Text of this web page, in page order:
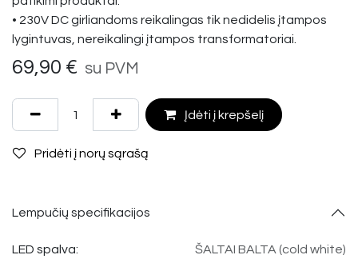
• 230V DC girliandoms reikalingas tik nedidelis įtampos
lygintuvas, nereikalingi įtampos transformatoriai.
69,90 € su PVM
Įdėti į krepšelį
Pridėti į norų sąrašą
Lempučių specifikacijos
LED spalva: ŠALTAI BALTA (cold white)